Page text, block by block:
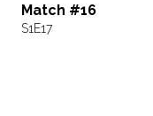
Match #16
S1E17